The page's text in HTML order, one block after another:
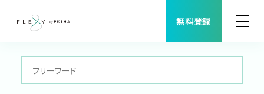
無料登録
案件検索